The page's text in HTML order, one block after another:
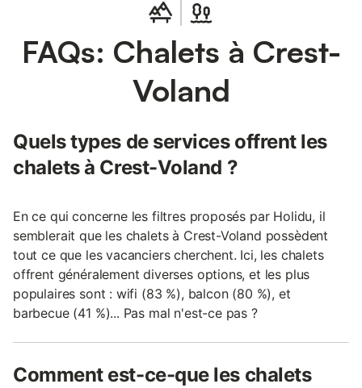
FAQs: Chalets à Crest-
Voland
Quels types de services offrent les
chalets à Crest-Voland ?
En ce qui concerne les filtres proposés par Holidu, il
semblerait que les chalets à Crest-Voland possèdent
tout ce que les vacanciers cherchent. Ici, les chalets
offrent généralement diverses options, et les plus
populaires sont : wifi (83 %), balcon (80 %), et
barbecue (41 %)... Pas mal n'est-ce pas ?
Comment est-ce-que les chalets